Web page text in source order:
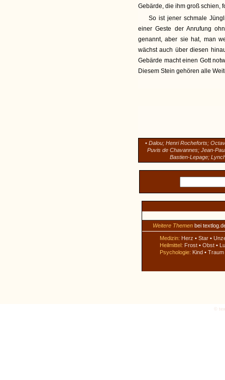
Gebärde, die ihm groß schien,
So ist jener schmale
einer Geste der Anrufung
genannt, aber sie hat, man
wächst auch über diesen
Gebärde macht einen Gott
Diesem Stein gehören alle
• Dalou; Henri Rocheforts;
Puvis de Chavannes; Jean-
Bastien-Lepage;
Weitere Themen bei
Medizin: Herz • Star •
Heilmittel: Frost • Obst •
Psychologie: Kind • Traum
©